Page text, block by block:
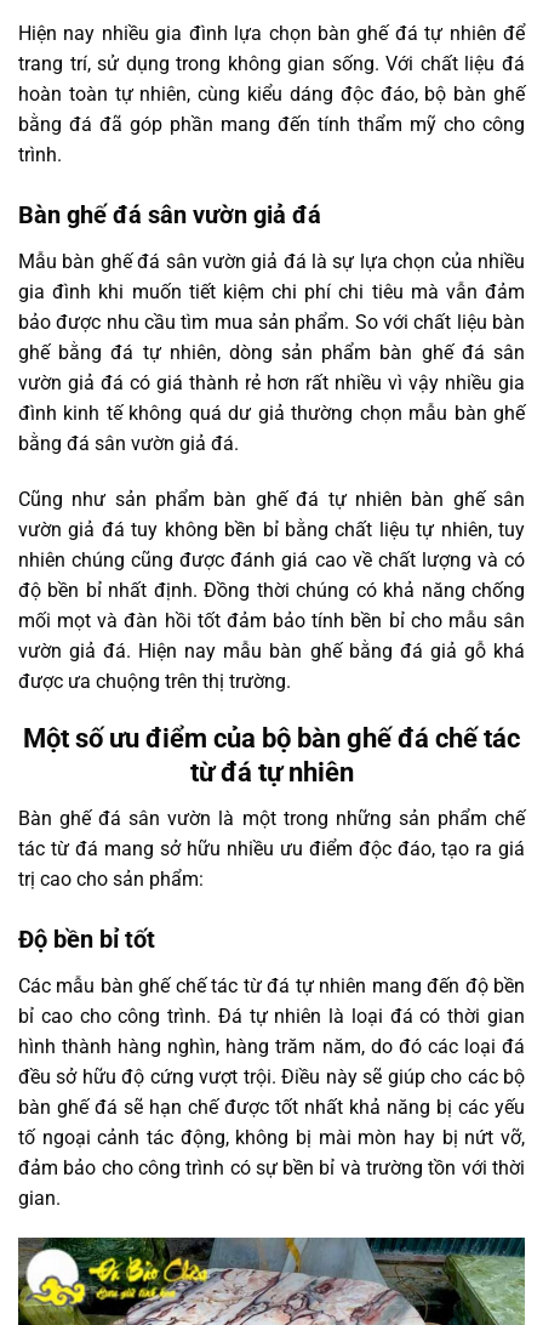
Hiện nay nhiều gia đình lựa chọn bàn ghế đá tự nhiên để
trang trí, sử dụng trong không gian sống. Với chất liệu đá
hoàn toàn tự nhiên, cùng kiểu dáng độc đáo, bộ bàn ghế
bằng đá đã góp phần mang đến tính thẩm mỹ cho công
trình.
Bàn ghế đá sân vườn giả đá
Mẫu bàn ghế đá sân vườn giả đá là sự lựa chọn của nhiều
gia đình khi muốn tiết kiệm chi phí chi tiêu mà vẫn đảm
bảo được nhu cầu tìm mua sản phẩm. So với chất liệu bàn
ghế bằng đá tự nhiên, dòng sản phẩm bàn ghế đá sân
vườn giả đá có giá thành rẻ hơn rất nhiều vì vậy nhiều gia
đình kinh tế không quá dư giả thường chọn mẫu bàn ghế
bằng đá sân vườn giả đá.
Cũng như sản phẩm bàn ghế đá tự nhiên bàn ghế sân
vườn giả đá tuy không bền bỉ bằng chất liệu tự nhiên, tuy
nhiên chúng cũng được đánh giá cao về chất lượng và có
độ bền bỉ nhất định. Đồng thời chúng có khả năng chống
mối mọt và đàn hồi tốt đảm bảo tính bền bỉ cho mẫu sân
vườn giả đá. Hiện nay mẫu bàn ghế bằng đá giả gỗ khá
được ưa chuộng trên thị trường.
Một số ưu điểm của bộ bàn ghế đá chế tác
từ đá tự nhiên
Bàn ghế đá sân vườn là một trong những sản phẩm chế
tác từ đá mang sở hữu nhiều ưu điểm độc đáo, tạo ra giá
trị cao cho sản phẩm:
Độ bền bỉ tốt
Các mẫu bàn ghế chế tác từ đá tự nhiên mang đến độ bền
bỉ cao cho công trình. Đá tự nhiên là loại đá có thời gian
hình thành hàng nghìn, hàng trăm năm, do đó các loại đá
đều sở hữu độ cứng vượt trội. Điều này sẽ giúp cho các bộ
bàn ghế đá sẽ hạn chế được tốt nhất khả năng bị các yếu
tố ngoại cảnh tác động, không bị mài mòn hay bị nứt vỡ,
đảm bảo cho công trình có sự bền bỉ và trường tồn với thời
gian.